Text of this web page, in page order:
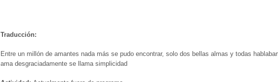
Traducción:
Entre un millón de amantes nada más se pudo encontrar, solo dos bellas almas y todas
ama desgraciadamente se llama simplicidad